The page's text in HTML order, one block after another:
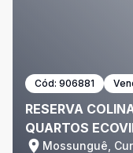
Cód: 906881
RESERVA
QUARTOS
Mossunguê,